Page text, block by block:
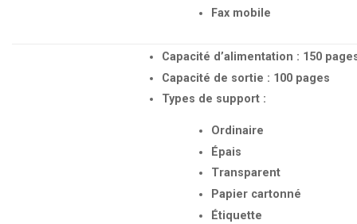
Fax mobile
Capacité d’alimentation : 150
Capacité de sortie : 100 pages
Types de support :
Ordinaire
Épais
Transparent
Papier cartonné
Étiquette